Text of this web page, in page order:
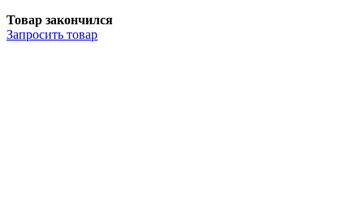
Товар закончился
Запросить товар